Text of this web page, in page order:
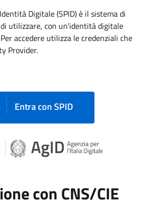
Digitale (SPID) è il sistema di
utilizzare, con un'identità digitale
accedere utilizza le credenziali che
Provider.
Entra con SPID
con CNS/CIE